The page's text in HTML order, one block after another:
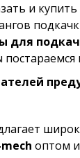
и
для
оптом